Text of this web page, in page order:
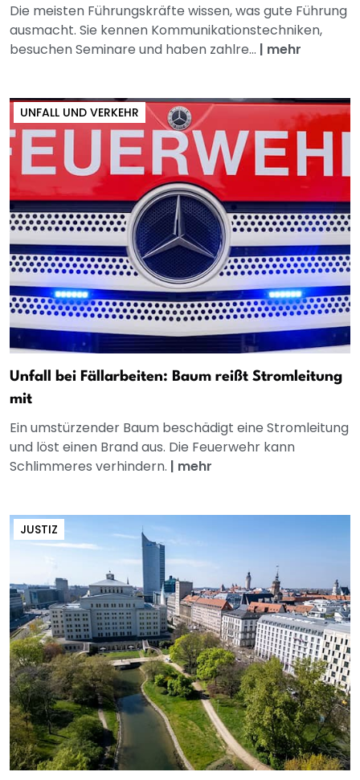
Die meisten Führungskräfte wissen, was gute Führung
ausmacht. Sie kennen Kommunikationstechniken,
besuchen Seminare und haben zahlre... | mehr
UNFALL UND VERKEHR
Unfall bei Fällarbeiten: Baum reißt Stromleitung
mit
Ein umstürzender Baum beschädigt eine Stromleitung
und löst einen Brand aus. Die Feuerwehr kann
Schlimmeres verhindern. | mehr
JUSTIZ